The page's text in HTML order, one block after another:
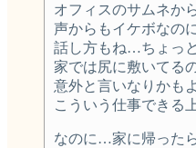
オフィスのサムネか
声からもイケボなの
話し方もね…ちょっ
家では尻に敷いてる
意外と言いなりかも
こういう仕事できる
なのに…家に帰った